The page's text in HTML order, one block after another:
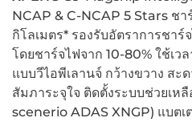
NCAP & C-NCAP 5 Stars ช
กิโลเมตร* รองรับอัตราการชาร์
โดยชาร์จไฟจาก 10-80% ใช้เว
แบบวีไอพีเลานจ์ กว้างขวาง สะ
สัมภาระจุใจ ติดตั้งระบบช่วยเห
scenerio ADAS XNGP) แบต